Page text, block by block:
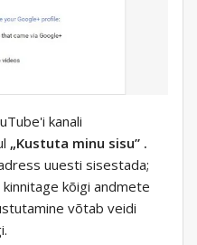
kanali
„Kustuta minu sisu” .
uuesti sisestada;
kõigi andmete
võtab veidi